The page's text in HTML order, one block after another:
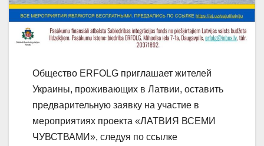
Общество ERFOLG приглашает жителей
Украины, проживающих в Латвии, оставить
предварительную заявку на участие в
мероприятиях проекта «ЛАТВИЯ ВСЕМИ
ЧУВСТВАМИ», следуя по ссылке